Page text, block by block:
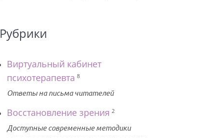
Рубрики
Виртуальный кабинет
психотерапевта 8
Ответы на письма читателей
Восстановление зрения 2
Доступные современные методики